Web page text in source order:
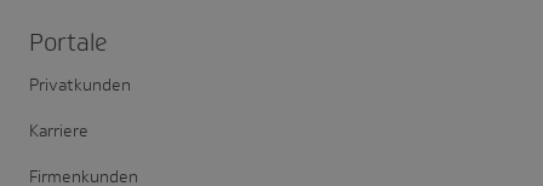
Portale
Privatkunden
Karriere
Firmenkunden